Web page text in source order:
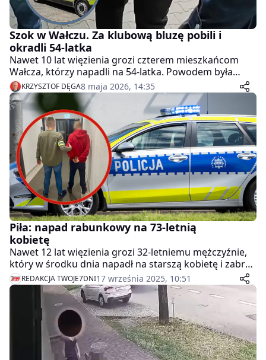
Szok w Wałczu. Za klubową bluzę pobili i
okradli 54-latka
Nawet 10 lat więzienia grozi czterem mieszkańcom
Wałcza, którzy napadli na 54-latka. Powodem była
noszona przez niego bluza jednego z klubów
piłkarskich. Sprawcy zmusili go do zdjęcia i oddania
koszulki, a dodatkowo uszkodzili rękę jego partnerki.
KRZYSZTOF DĘGA8 maja 2026, 14:35
Piła: napad rabunkowy na 73-letnią
kobietę
Nawet 12 lat więzienia grozi 32-letniemu mężczyźnie,
który w środku dnia napadł na starszą kobietę i zabrał
jej torebkę wraz gotówką i telefonem komórkowym.
REDAKCJA TWOJE7DNI17 września 2025, 10:51